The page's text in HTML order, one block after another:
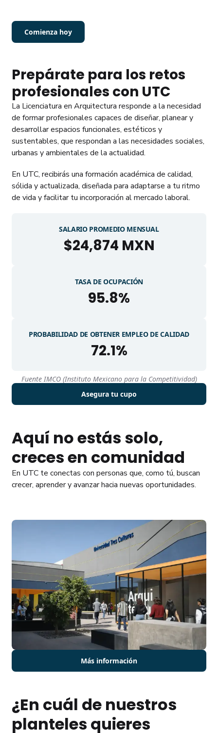
Comienza hoy
Prepárate para los retos
profesionales con UTC
La Licenciatura en Arquitectura responde a la necesidad
de formar profesionales capaces de diseñar, planear y
desarrollar espacios funcionales, estéticos y
sustentables, que respondan a las necesidades sociales,
urbanas y ambientales de la actualidad.
En UTC, recibirás una formación académica de calidad,
sólida y actualizada, diseñada para adaptarse a tu ritmo
de vida y facilitar tu incorporación al mercado laboral.
SALARIO PROMEDIO MENSUAL
$24,874 MXN
TASA DE OCUPACIÓN
95.8%
PROBABILIDAD DE OBTENER EMPLEO DE CALIDAD
72.1%
Fuente IMCO (Instituto Mexicano para la Competitividad)
Asegura tu cupo
Aquí no estás solo,
creces en comunidad
En UTC te conectas con personas que, como tú, buscan
crecer, aprender y avanzar hacia nuevas oportunidades.
Más información
¿En cuál de nuestros
planteles quieres